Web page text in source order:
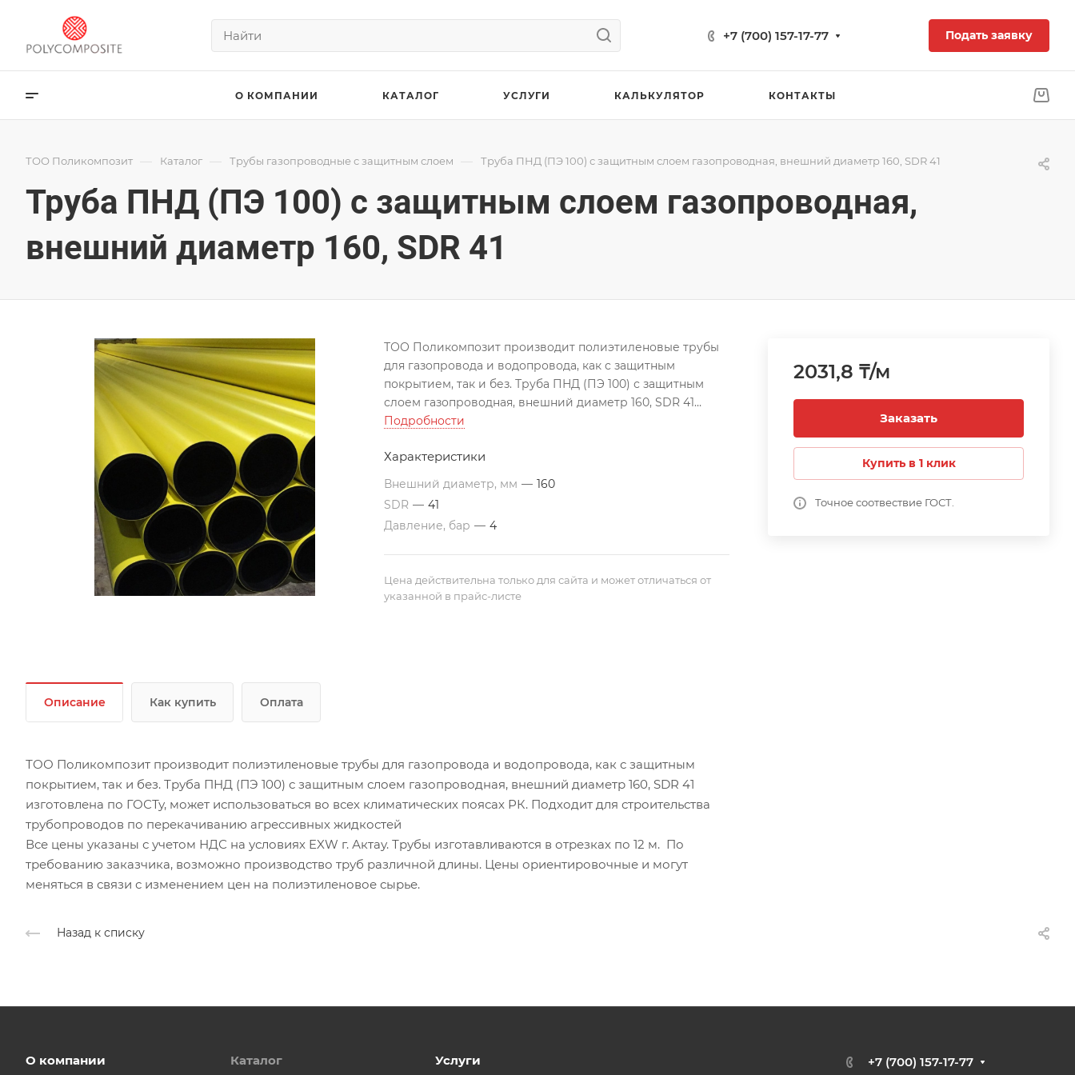
+7 (700) 157-17-77 Подать заявку
О КОМПАНИИ КАТАЛОГ УСЛУГИ КАЛЬКУЛЯТОР КОНТАКТЫ
ТОО Поликомпозит — Каталог — Трубы газопроводные с защитным слоем — Труба ПНД (ПЭ 100) с защитным слоем газопроводная, внешний диаметр 160, SDR 41
Труба ПНД (ПЭ 100) с защитным слоем газопроводная,
внешний диаметр 160, SDR 41
2031,8 ₸/м
Заказать
Купить в 1 клик
Точное соотвествие ГОСТ.
ТОО Поликомпозит производит полиэтиленовые трубы
для газопровода и водопровода, как с защитным
покрытием, так и без. Труба ПНД (ПЭ 100) с защитным
слоем газопроводная, внешний диаметр 160, SDR 41
изготовлена по ГОСТу, может использоваться во всех
трубопроводов по перекачиванию агрессивных
жидкостей
Все цены указаны с учетом НДС на условиях EXW г. Актау.
Трубы изготавливаются в отрезках по 12 м. По
требованию заказчика, возможно производство труб
сырье.
Подробности
Характеристики
Внешний диаметр, мм — 160
SDR — 41
Давление, бар — 4
Цена действительна только для сайта и может отличаться от
указанной в прайс-листе
Описание Как купить Оплата
ТОО Поликомпозит производит полиэтиленовые трубы для газопровода и водопровода, как с защитным
покрытием, так и без. Труба ПНД (ПЭ 100) с защитным слоем газопроводная, внешний диаметр 160, SDR 41
изготовлена по ГОСТу, может использоваться во всех климатических поясах РК. Подходит для строительства
трубопроводов по перекачиванию агрессивных жидкостей
Все цены указаны с учетом НДС на условиях EXW г. Актау. Трубы изготавливаются в отрезках по 12 м. По
требованию заказчика, возможно производство труб различной длины. Цены ориентировочные и могут
меняться в связи с изменением цен на полиэтиленовое сырье.
Назад к списку
О компании Каталог Услуги +7 (700) 157-17-77